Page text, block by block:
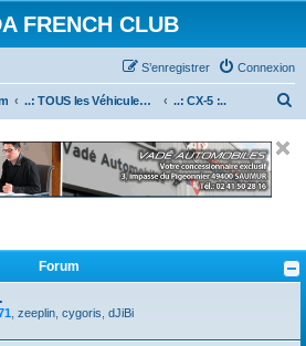
FRENCH CLUB
Connexion
S’enregistrer
..: TOUS les Véhicules MAZDA :.. ..: CX-5 :..
c
h
r
Forum
zeeplin cygoris dJiBi